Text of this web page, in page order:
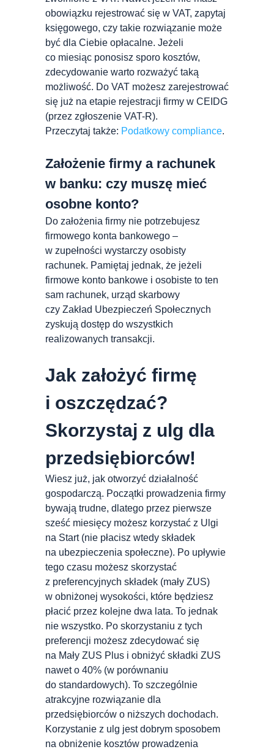
obowiązku rejestrować się w VAT, zapytaj
księgowego, czy takie rozwiązanie może
być dla Ciebie opłacalne. Jeżeli
co miesiąc ponosisz sporo kosztów,
zdecydowanie warto rozważyć taką
możliwość. Do VAT możesz zarejestrować
się już na etapie rejestracji firmy w CEIDG
(przez zgłoszenie VAT-R).
Przeczytaj także: Podatkowy compliance.
Założenie firmy a rachunek
w banku: czy muszę mieć
osobne konto?
Do założenia firmy nie potrzebujesz
firmowego konta bankowego –
w zupełności wystarczy osobisty
rachunek. Pamiętaj jednak, że jeżeli
firmowe konto bankowe i osobiste to ten
sam rachunek, urząd skarbowy
czy Zakład Ubezpieczeń Społecznych
zyskują dostęp do wszystkich
realizowanych transakcji.
Jak założyć firmę
i oszczędzać?
Skorzystaj z ulg dla
przedsiębiorców!
Wiesz już, jak otworzyć działalność
gospodarczą. Początki prowadzenia firmy
bywają trudne, dlatego przez pierwsze
sześć miesięcy możesz korzystać z Ulgi
na Start (nie płacisz wtedy składek
na ubezpieczenia społeczne). Po upływie
tego czasu możesz skorzystać
z preferencyjnych składek (mały ZUS)
w obniżonej wysokości, które będziesz
płacić przez kolejne dwa lata. To jednak
nie wszystko. Po skorzystaniu z tych
preferencji możesz zdecydować się
na Mały ZUS Plus i obniżyć składki ZUS
nawet o 40% (w porównaniu
do standardowych). To szczególnie
atrakcyjne rozwiązanie dla
przedsiębiorców o niższych dochodach.
Korzystanie z ulg jest dobrym sposobem
na obniżenie kosztów prowadzenia